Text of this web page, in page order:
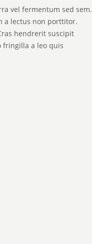
vel fermentum sed sem.
a lectus non porttitor.
hendrerit suscipit
fringilla a leo quis